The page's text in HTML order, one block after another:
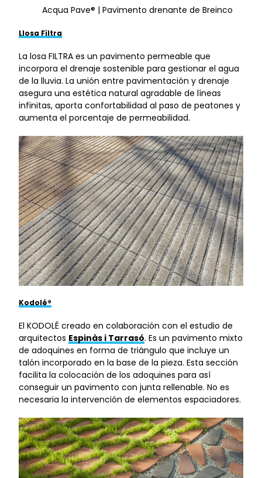
Acqua Pave® | Pavimento drenante de Breinco
Llosa Filtra
La losa FILTRA es un pavimento permeable que
incorpora el drenaje sostenible para gestionar el agua
de la lluvia. La unión entre pavimentación y drenaje
asegura una estética natural agradable de líneas
infinitas, aporta confortabilidad al paso de peatones y
aumenta el porcentaje de permeabilidad.
Kodolé®
El KODOLÉ creado en colaboración con el estudio de
arquitectos Espinàs i Tarrasó. Es un pavimento mixto
de adoquines en forma de triángulo que incluye un
talón incorporado en la base de la pieza. Esta sección
facilita la colocación de los adoquines para así
conseguir un pavimento con junta rellenable. No es
necesaria la intervención de elementos espaciadores.